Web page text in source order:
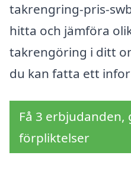
takrengring-pris-
hitta och jämföra
takrengöring i ditt
du kan fatta ett
Få 3
förpliktelser